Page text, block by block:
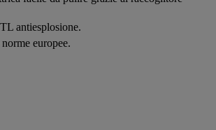
antiesplosione.
europee.